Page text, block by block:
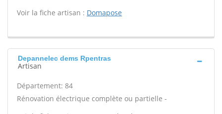
Voir la fiche artisan : Domapose
Depannelec dems Rpentras
Artisan
Département: 84
Rénovation électrique complète ou partielle -